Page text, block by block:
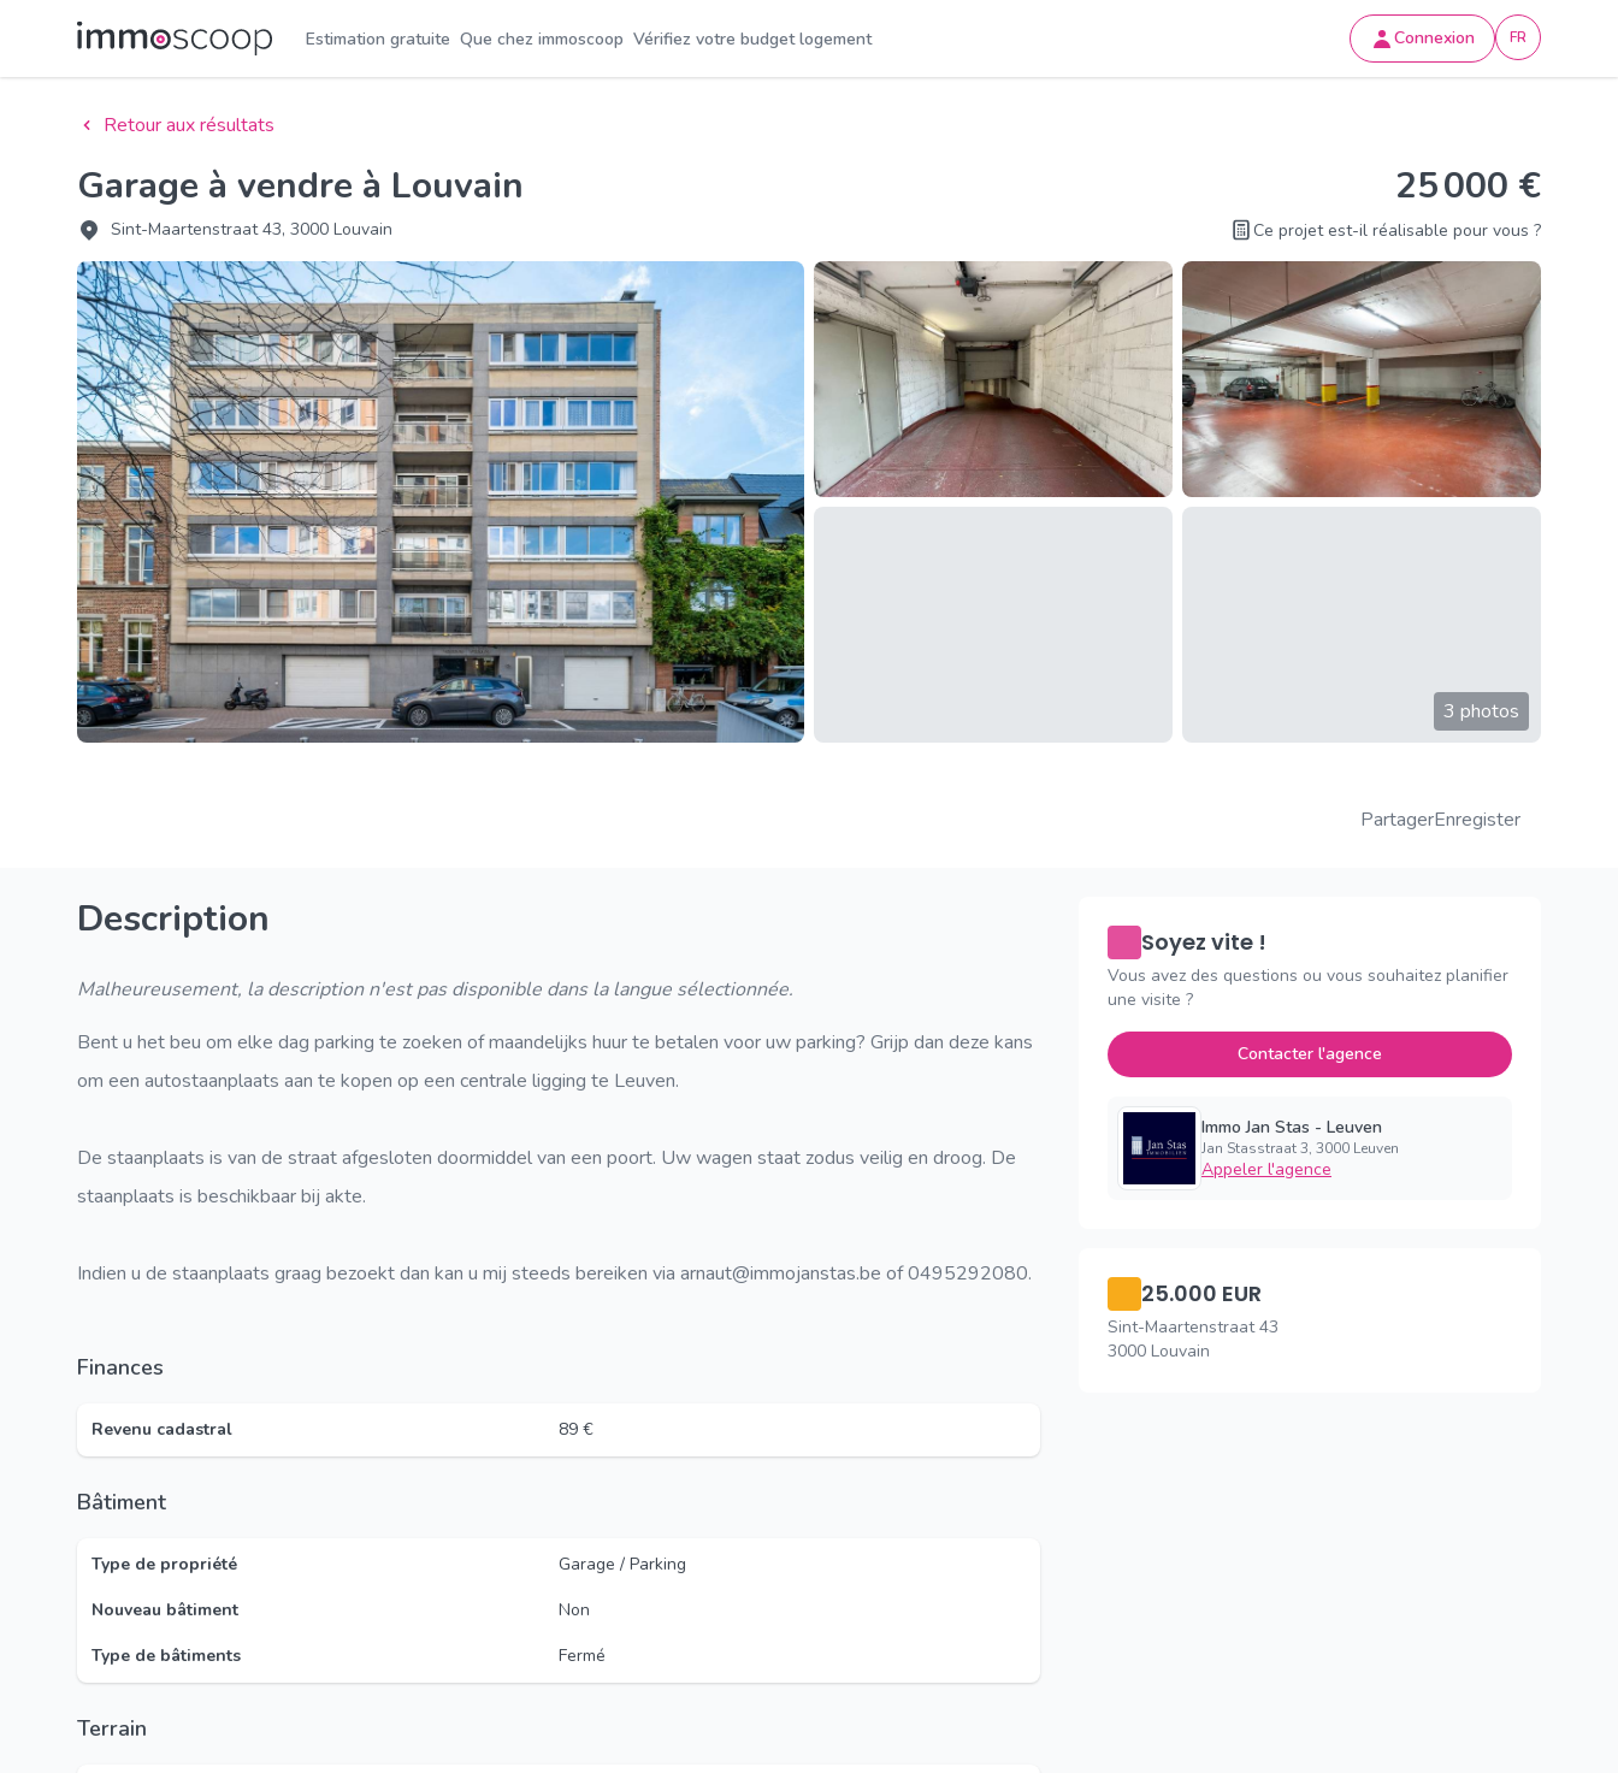
Estimation gratuite Que chez immoscoop Vérifiez votre budget logement Connexion FR
Retour aux résultats
Garage à vendre à Louvain
Sint-Maartenstraat 43, 3000 Louvain
25 000 €
Ce projet est-il réalisable pour vous ?
3 photos
PartagerEnregister
Description
Malheureusement, la description n'est pas disponible dans la langue sélectionnée.
Bent u het beu om elke dag parking te zoeken of maandelijks huur te betalen voor uw parking? Grijp dan deze kans
om een autostaanplaats aan te kopen op een centrale ligging te Leuven.
De staanplaats is van de straat afgesloten doormiddel van een poort. Uw wagen staat zodus veilig en droog. De
staanplaats is beschikbaar bij akte.
Indien u de staanplaats graag bezoekt dan kan u mij steeds bereiken via arnaut@immojanstas.be of 0495292080.
Finances
Revenu cadastral 89 €
Bâtiment
Type de propriété
Garage / Parking
Nouveau bâtiment
Non
Type de bâtiments
Fermé
Terrain
Soyez vite !
Vous avez des questions ou vous souhaitez planifier
une visite ?
Contacter l'agence
Immo Jan Stas - Leuven
Jan Stasstraat 3, 3000 Leuven
Appeler l'agence
25.000 EUR
Sint-Maartenstraat 43
3000 Louvain